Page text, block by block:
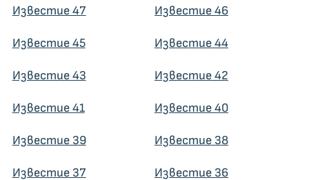
Известие 47 Известие 46
Известие 45 Известие 44
Известие 43 Известие 42
Известие 41 Известие 40
Известие 39 Известие 38
Известие 37 Известие 36